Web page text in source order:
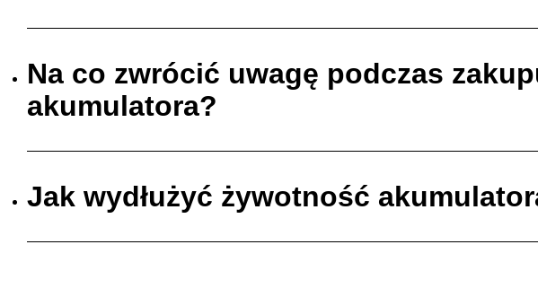
Na co zwrócić uwagę podczas
akumulatora?
Jak wydłużyć żywotność